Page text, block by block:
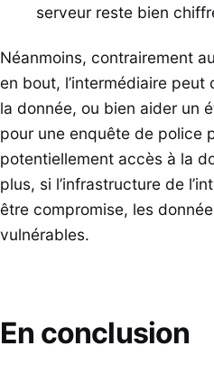
serveur reste bien
Néanmoins, contrairement
en bout, l’intermédiaire
la donnée, ou bien aider un
pour une enquête de police
potentiellement accès à la
plus, si l’infrastructure de
être compromise, les
vulnérables.
En conclusion